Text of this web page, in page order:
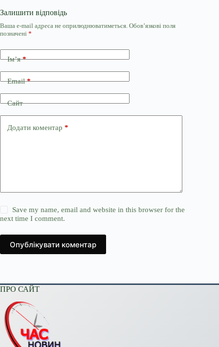
Залишити відповідь
Ваша e-mail адреса не оприлюднюватиметься. Обов’язкові поля
позначені *
Ім’я*
Email*
Сайт
Додати коментар *
Save my name, email and website in this browser for the
next time I comment.
Опублікувати коментар
ПРО САЙТ